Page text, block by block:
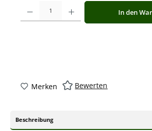
Produkt Anzahl: Gib den gewünschten Wert
In den
Merken Bewerten
Beschreibung